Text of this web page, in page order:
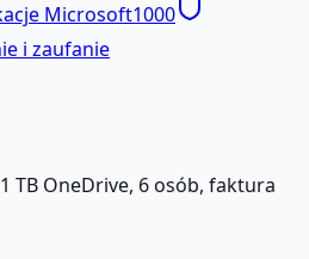
Microsoft1000
i zaufanie
TB OneDrive, 6 osób, faktura